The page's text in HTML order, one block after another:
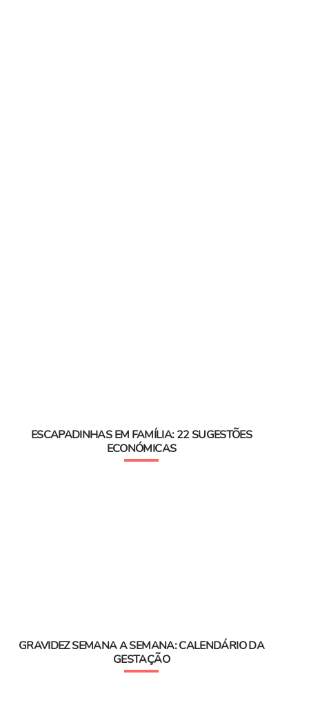
ESCAPADINHAS EM FAMÍLIA: 22 SUGESTÕES
ECONÓMICAS
GRAVIDEZ SEMANA A SEMANA: CALENDÁRIO DA
GESTAÇÃO